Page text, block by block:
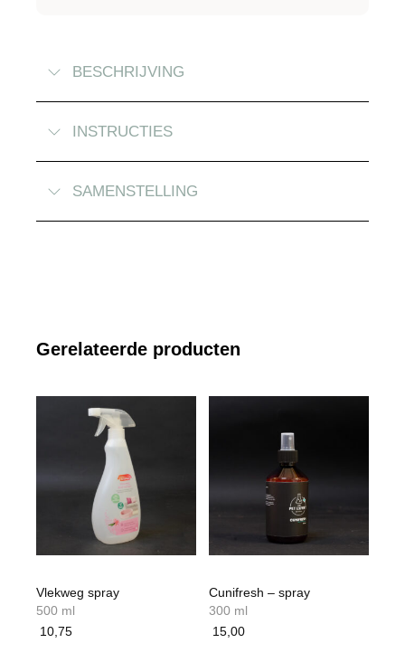
BESCHRIJVING
INSTRUCTIES
SAMENSTELLING
Gerelateerde producten
Vlekweg spray
500 ml
10,75
Cunifresh – spray
300 ml
15,00